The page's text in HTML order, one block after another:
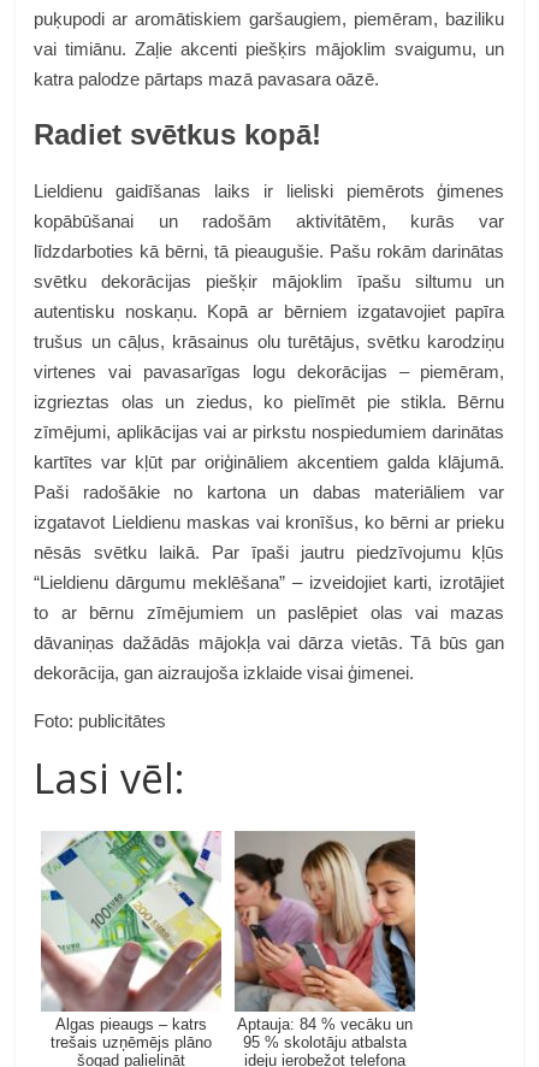
puķupodi ar aromātiskiem garšaugiem, piemēram, baziliku
vai timiānu. Zaļie akcenti piešķirs mājoklim svaigumu, un
katra palodze pārtaps mazā pavasara oāzē.
Radiet svētkus kopā!
Lieldienu gaidīšanas laiks ir lieliski piemērots ģimenes
kopābūšanai un radošām aktivitātēm, kurās var
līdzdarboties kā bērni, tā pieaugušie. Pašu rokām darinātas
svētku dekorācijas piešķir mājoklim īpašu siltumu un
autentisku noskaņu. Kopā ar bērniem izgatavojiet papīra
trušus un cāļus, krāsainus olu turētājus, svētku karodziņu
virtenes vai pavasarīgas logu dekorācijas – piemēram,
izgrieztas olas un ziedus, ko pielīmēt pie stikla. Bērnu
zīmējumi, aplikācijas vai ar pirkstu nospiedumiem darinātas
kartītes var kļūt par oriģināliem akcentiem galda klājumā.
Paši radošākie no kartona un dabas materiāliem var
izgatavot Lieldienu maskas vai kronīšus, ko bērni ar prieku
nēsās svētku laikā. Par īpaši jautru piedzīvojumu kļūs
“Lieldienu dārgumu meklēšana” – izveidojiet karti, izrotājiet
to ar bērnu zīmējumiem un paslēpiet olas vai mazas
dāvaniņas dažādās mājokļa vai dārza vietās. Tā būs gan
dekorācija, gan aizraujoša izklaide visai ģimenei.
Foto: publicitātes
Lasi vēl:
Algas pieaugs – katrs
trešais uzņēmējs plāno
šogad palielināt
Aptauja: 84 % vecāku un
95 % skolotāju atbalsta
ideju ierobežot telefona